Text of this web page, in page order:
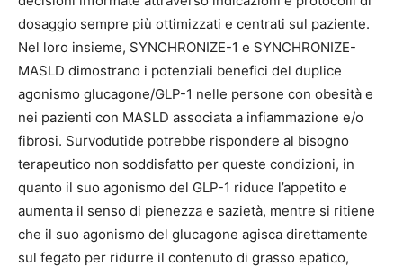
dosaggio sempre più ottimizzati e centrati sul paziente.
Nel loro insieme, SYNCHRONIZE-1 e SYNCHRONIZE-
MASLD dimostrano i potenziali benefici del duplice
agonismo glucagone/GLP-1 nelle persone con obesità e
nei pazienti con MASLD associata a infiammazione e/o
fibrosi. Survodutide potrebbe rispondere al bisogno
terapeutico non soddisfatto per queste condizioni, in
quanto il suo agonismo del GLP-1 riduce l’appetito e
aumenta il senso di pienezza e sazietà, mentre si ritiene
che il suo agonismo del glucagone agisca direttamente
sul fegato per ridurre il contenuto di grasso epatico,